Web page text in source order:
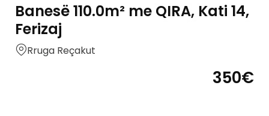
Banesë 110.0m² me QIRA, Kati 14,
Ferizaj
Rruga Reçakut
350€